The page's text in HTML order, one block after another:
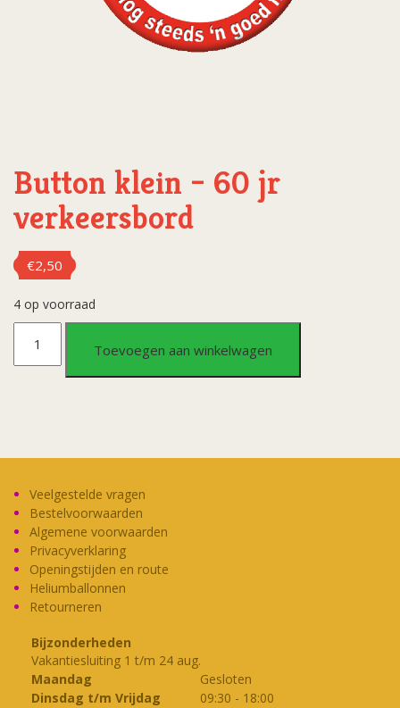
Button klein – 60 jr
verkeersbord
€2,50
4 op voorraad
Button
60
jr
verkeersbord
aantal
Toevoegen aan winkelwagen
Veelgestelde vragen
Bestelvoorwaarden
Algemene voorwaarden
Privacyverklaring
Openingstijden en route
Heliumballonnen
Retourneren
Bijzonderheden
Vakantiesluiting 1 t/m 24 aug.
Maandag
Gesloten
Dinsdag t/m Vrijdag
09:30 - 18:00